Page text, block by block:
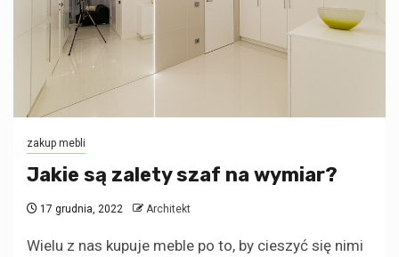
zakup mebli
Jakie są zalety szaf na wymiar?
17 grudnia, 2022 Architekt
Wielu z nas kupuje meble po to, by cieszyć się nimi